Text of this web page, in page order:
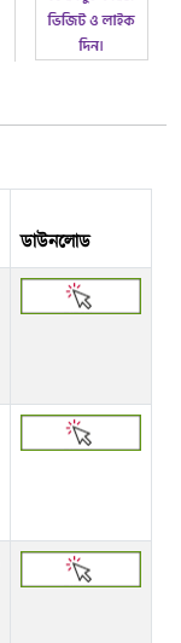
ডাউনলোড